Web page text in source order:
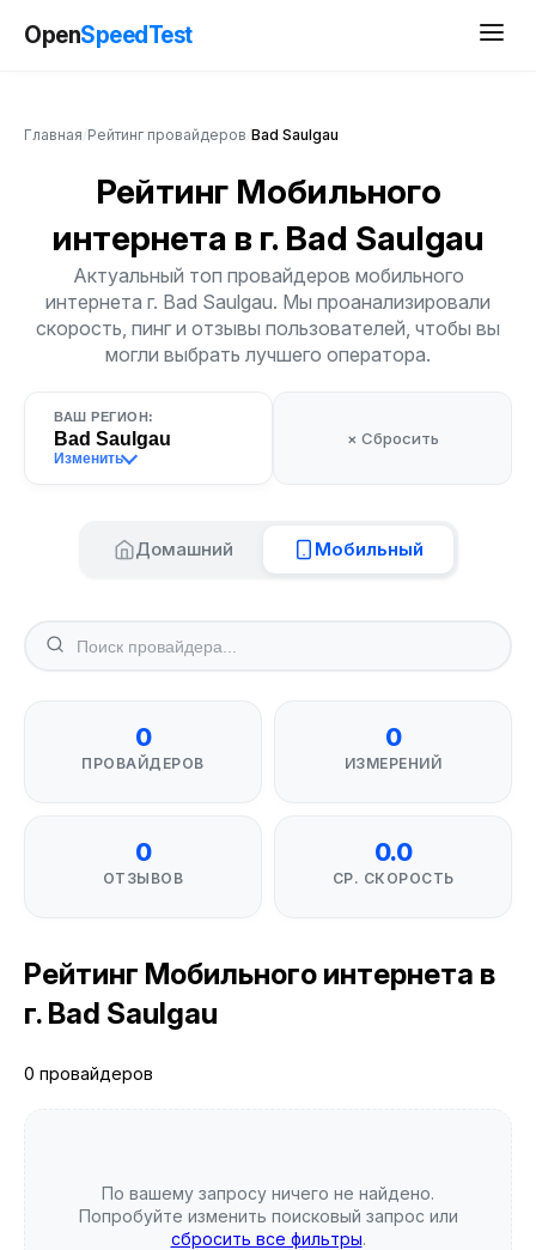
OpenSpeedTest
Главная Рейтинг провайдеров Bad Saulgau
Рейтинг Мобильного
интернета в г. Bad Saulgau
Актуальный топ провайдеров мобильного
интернета г. Bad Saulgau. Мы проанализировали
скорость, пинг и отзывы пользователей, чтобы вы
могли выбрать лучшего оператора.
ВАШ РЕГИОН:
Bad Saulgau
Изменить
× Сбросить
Домашний Мобильный
0
ПРОВАЙДЕРОВ
0
ИЗМЕРЕНИЙ
0
ОТЗЫВОВ
0.0
СР. СКОРОСТЬ
Рейтинг Мобильного интернета в
г. Bad Saulgau
0 провайдеров
По вашему запросу ничего не найдено.
Попробуйте изменить поисковый запрос или
сбросить все фильтры.